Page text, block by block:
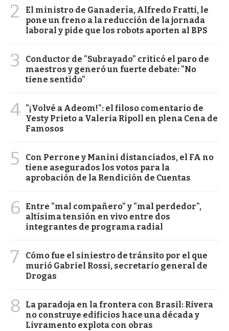
2
El ministro de Ganadería, Alfredo Fratti, le
pone un freno a la reducción de la jornada
laboral y pide que los robots aporten al BPS
3
Conductor de "Subrayado" criticó el paro de
maestros y generó un fuerte debate: "No
tiene sentido"
4 "¡Volvé a Adeom!": el filoso comentario de
Yesty Prieto a Valeria Ripoll en plena Cena de
Famosos
5
Con Perrone y Manini distanciados, el FA no
tiene asegurados los votos para la
aprobación de la Rendición de Cuentas
6
Entre "mal compañero" y "mal perdedor",
altísima tensión en vivo entre dos
integrantes de programa radial
7
Cómo fue el siniestro de tránsito por el que
murió Gabriel Rossi, secretario general de
Drogas
8
La paradoja en la frontera con Brasil: Rivera
no construye edificios hace una década y
Livramento explota con obras